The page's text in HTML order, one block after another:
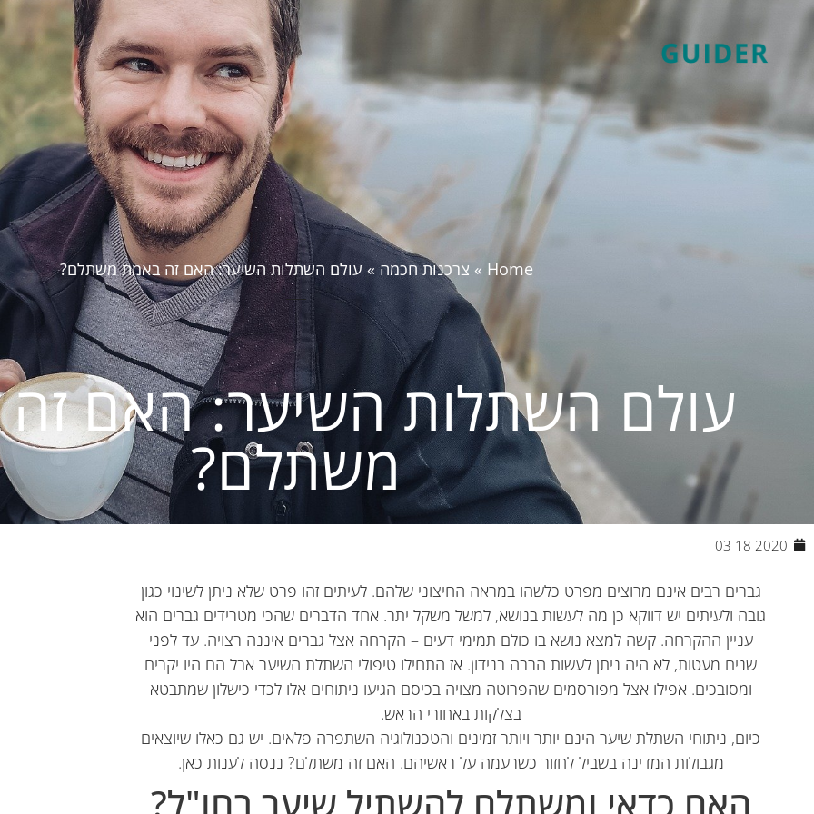
Home
» צרכנות חכמה» עולם השתלות השיער: האם זה באמת משתלם?
עולם השתלות השיער: האם
משתלם?
2020 18 03
גברים רבים אינם מרוצים מפרט כלשהו במראה החיצוני שלהם. לעיתים זהו פרט שלא ניתן לשינוי כגון
גובה ולעיתים יש דווקא כן מה לעשות בנושא, למשל משקל יתר. אחד הדברים שהכי מטרידים גברים הוא
עניין ההקרחה. קשה למצא נושא בו כולם תמימי דעים – הקרחה אצל גברים איננה רצויה. עד לפני
שנים מעטות, לא היה ניתן לעשות הרבה בנידון. אז התחילו טיפולי השתלת השיער אבל הם היו יקרים
ומסובכים. אפילו אצל מפורסמים שהפרוטה מצויה בכיסם הגיעו ניתוחים אלו לכדי כישלון שמתבטא
בצלקות באחורי הראש.
כיום, ניתוחי השתלת שיער הינם יותר ויותר זמינים והטכנולוגיה השתפרה פלאים. יש גם כאלו שיוצאים
מגבולות המדינה בשביל לחזור כשרעמה על ראשיהם. האם זה משתלם? ננסה לענות כאן.
האם כדאי ומשתלם להשתיל שיער בחו"ל?